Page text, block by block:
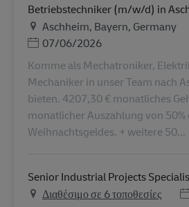
Betriebstechniker (m/w/d) in
Τοποθεσία
Aschheim, Bayern, Germany
Ημερομηνία Ανάρτησης
07/06/2026
Komme als Mechatroniker,
Mechaniker in unser Team nach
bieten. 4207,30 € monatliches
monatlicher Auszahlung von 50%
Weihnachtsgeldes. + weitere 50...
Senior Industrial Projects
Διαθέσιμο σε 6 τοποθεσίες